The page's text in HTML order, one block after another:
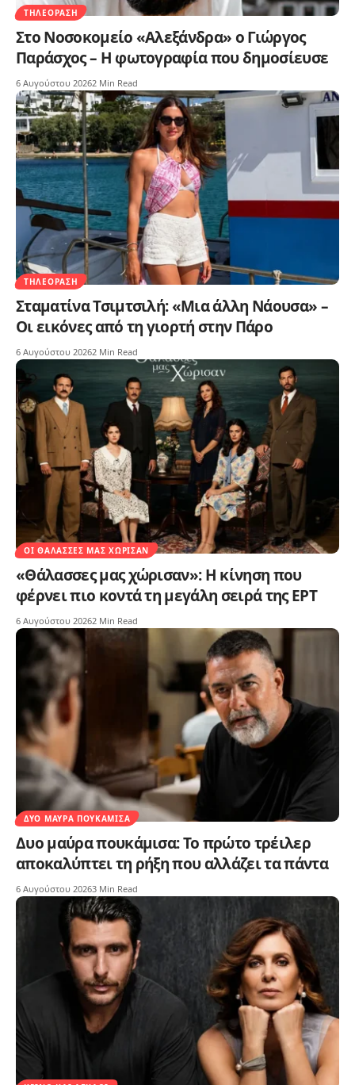
ΤΗΛΕΌΡΑΣΗ
Στο Νοσοκομείο «Αλεξάνδρα» ο Γιώργος
Παράσχος – Η φωτογραφία που δημοσίευσε
6 Αυγούστου 20262 Min Read
ΤΗΛΕΌΡΑΣΗ
Σταματίνα Τσιμτσιλή: «Μια άλλη Νάουσα» –
Οι εικόνες από τη γιορτή στην Πάρο
6 Αυγούστου 20262 Min Read
ΟΙ ΘΆΛΑΣΣΕΣ ΜΑΣ ΧΏΡΙΣΑΝ
«Θάλασσες μας χώρισαν»: Η κίνηση που
φέρνει πιο κοντά τη μεγάλη σειρά της ΕΡΤ
6 Αυγούστου 20262 Min Read
ΔΥΟ ΜΑΎΡΑ ΠΟΥΚΆΜΙΣΑ
Δυο μαύρα πουκάμισα: Το πρώτο τρέιλερ
αποκαλύπτει τη ρήξη που αλλάζει τα πάντα
6 Αυγούστου 20263 Min Read